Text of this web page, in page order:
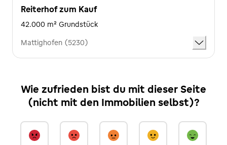
Reiterhof zum Kauf
42.000 m² Grundstück
Mattighofen (5230)
Wie zufrieden bist du mit dieser Seite
(nicht mit den Immobilien selbst)?